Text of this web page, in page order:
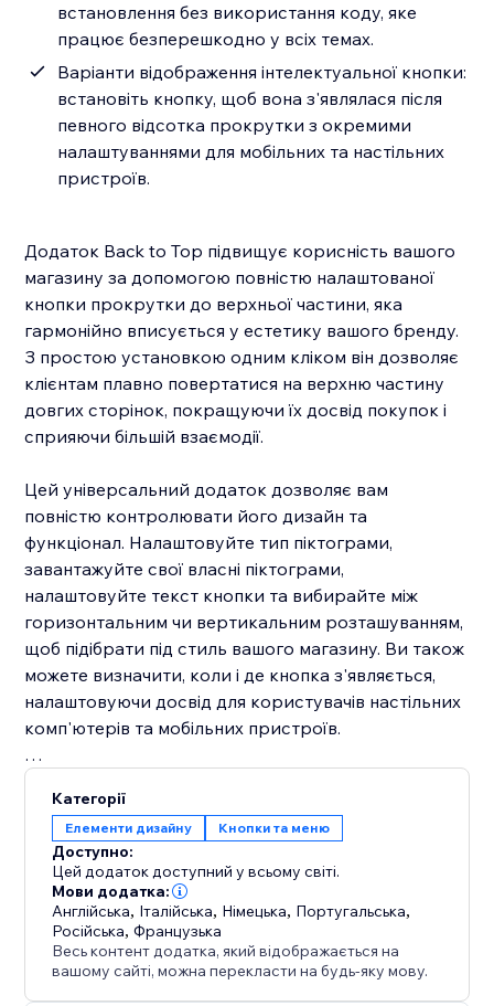
встановлення без використання коду, яке
працює безперешкодно у всіх темах.
Варіанти відображення інтелектуальної кнопки:
встановіть кнопку, щоб вона з'являлася після
певного відсотка прокрутки з окремими
налаштуваннями для мобільних та настільних
пристроїв.
Додаток Back to Top підвищує корисність вашого
магазину за допомогою повністю налаштованої
кнопки прокрутки до верхньої частини, яка
гармонійно вписується у естетику вашого бренду.
З простою установкою одним кліком він дозволяє
клієнтам плавно повертатися на верхню частину
довгих сторінок, покращуючи їх досвід покупок і
сприяючи більшій взаємодії.
Цей універсальний додаток дозволяє вам
повністю контролювати його дизайн та
функціонал. Налаштовуйте тип піктограми,
завантажуйте свої власні піктограми,
налаштовуйте текст кнопки та вибирайте між
горизонтальним чи вертикальним розташуванням,
щоб підібрати під стиль вашого магазину. Ви також
можете визначити, коли і де кнопка з'являється,
налаштовуючи досвід для користувачів настільних
комп'ютерів та мобільних пристроїв.
торговців, які надають перевагу дизайну, який
сприяє зручній навігації. Він покращує досвід
покупок, пропонуючи клієнтам простий спосіб
повернутися на верхню частину сторінок з
великою кількістю вмісту. За допомогою
налаштованого макету, піктограми та параметрів
відображення, Back to Top надає персоналізований
досвід, який гармоніює з унікальним стилем
Категорії
Елементи дизайну Кнопки та меню
Доступно:
Цей додаток доступний у всьому світі.
Мови додатка:
Англійська, Італійська, Німецька, Португальська,
Російська,Французька
Весь контент додатка, який відображається на
вашому сайті, можна перекласти на будь-яку мову.